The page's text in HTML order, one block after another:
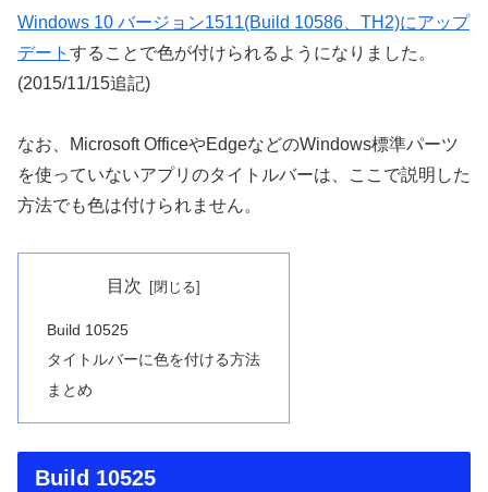
Windows 10 バージョン1511(Build 10586、TH2)にアップ
デート することで色が付けられるようになりました。
(2015/11/15追記)
なお、Microsoft OfficeやEdgeなどのWindows標準パーツ
を使っていないアプリのタイトルバーは、ここで説明した
方法でも色は付けられません。
目次
Build 10525
タイトルバーに色を付ける方法
まとめ
Build 10525